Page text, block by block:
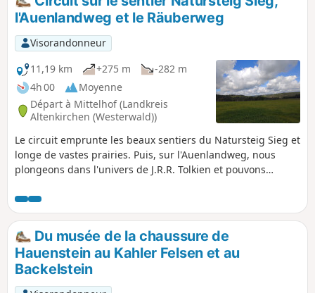
l'Auenlandweg et le Räuberweg
Visorandonneur
11,19 km
+275 m
-282 m
4h 00
Moyenne
Départ à Mittelhof (Landkreis
Altenkirchen (Westerwald))
Le circuit emprunte les beaux sentiers du Natursteig Sieg et
longe de vastes prairies. Puis, sur l'Auenlandweg, nous
plongeons dans l'univers de J.R.R. Tolkien et pouvons
rappellent les personnages fantastiques du Seigneur des
Anneaux.Plus loin, nous empruntons une partie du
Räuberweg, où petits et grands auront beaucoup à
découvrir.
Du musée de la chaussure de
Hauenstein au Kahler Felsen et au
Backelstein